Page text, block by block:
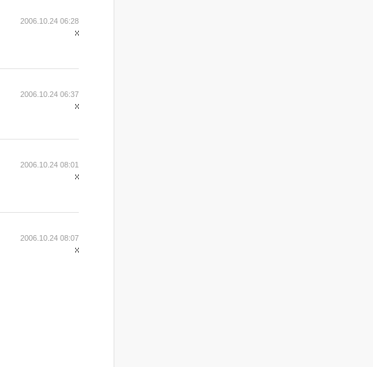
2006.10.24 06:28
2006.10.24 06:37
2006.10.24 08:01
2006.10.24 08:07